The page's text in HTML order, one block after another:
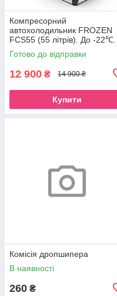
Компресорний
автохолодильник FROZEN
FCS55 (55 літрів). До -22℃.
Живлення 12, 24, 220 вольт
Готово до відправки
12 900 ₴ 14 900 ₴
Купити
Комісія дропшипера
В наявності
260 ₴